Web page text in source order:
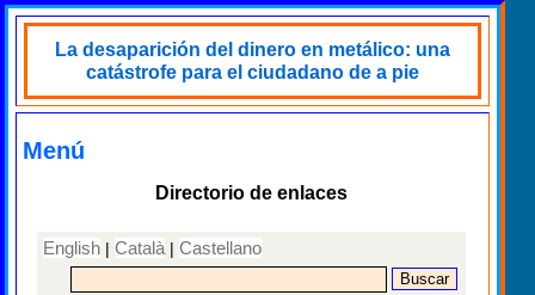
La desaparición del dinero en metálico: una
catástrofe para el ciudadano de a pie
Menú
Directorio de enlaces
English | Català | Castellano